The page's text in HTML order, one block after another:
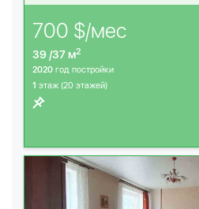
700 $/мес
39 /37 м2
2020 год постройки
1 этаж (20 этажей)